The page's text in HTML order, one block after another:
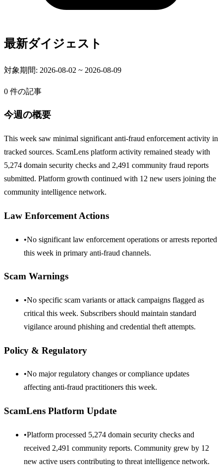
最新ダイジェスト
対象期間: 2026-08-02 ~ 2026-08-09
0 件の記事
今週の概要
This week saw minimal significant anti-fraud enforcement activity in
tracked sources. ScamLens platform activity remained steady with
5,274 domain security checks and 2,491 community fraud reports
submitted. Platform growth continued with 12 new users joining the
community intelligence network.
Law Enforcement Actions
•No significant law enforcement operations or arrests reported
this week in primary anti-fraud channels.
Scam Warnings
•No specific scam variants or attack campaigns flagged as
critical this week. Subscribers should maintain standard
vigilance around phishing and credential theft attempts.
Policy & Regulatory
•No major regulatory changes or compliance updates
affecting anti-fraud practitioners this week.
ScamLens Platform Update
•Platform processed 5,274 domain security checks and
received 2,491 community reports. Community grew by 12
new active users contributing to threat intelligence network.